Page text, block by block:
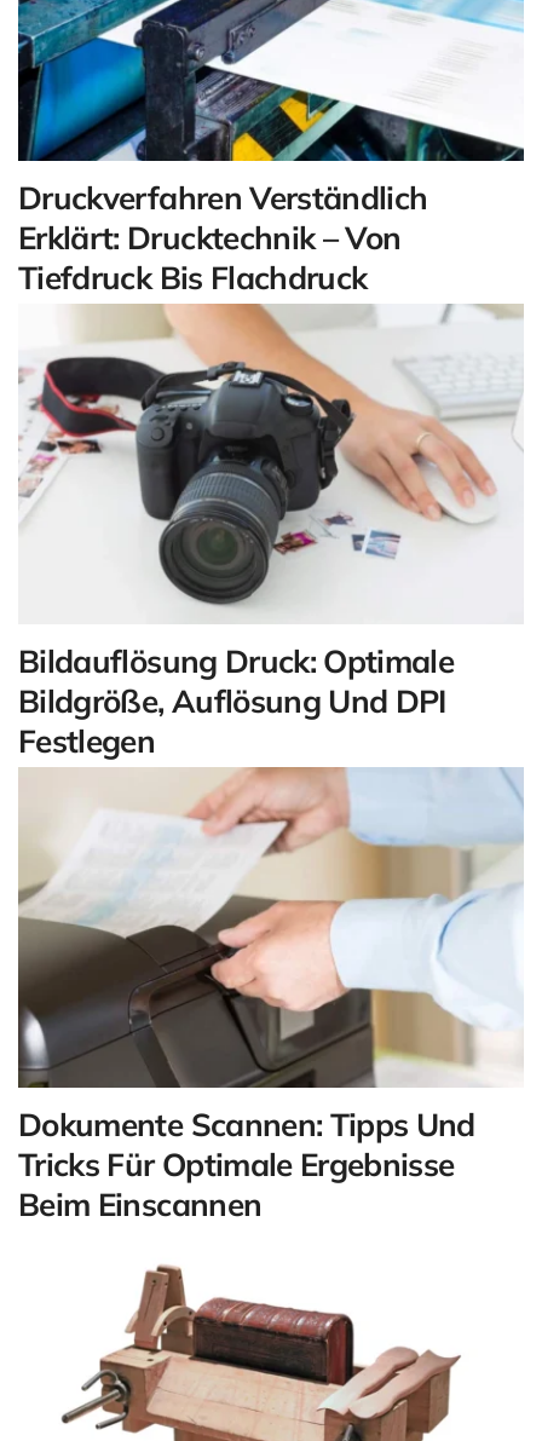
Druckverfahren Verständlich
Erklärt: Drucktechnik – Von
Tiefdruck Bis Flachdruck
Bildauflösung Druck: Optimale
Bildgröße, Auflösung Und DPI
Festlegen
Dokumente Scannen: Tipps Und
Tricks Für Optimale Ergebnisse
Beim Einscannen